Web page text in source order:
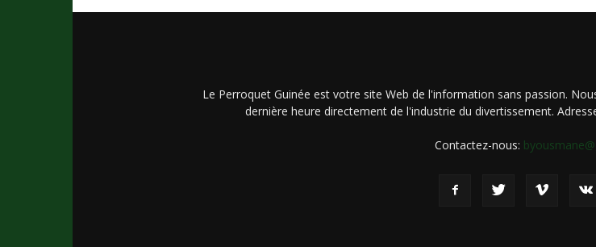
Le Perroquet Guinée est votre site Web de l'information sans passion.
dernière heure directement de l'industrie du divertissement.
Contactez-nous: